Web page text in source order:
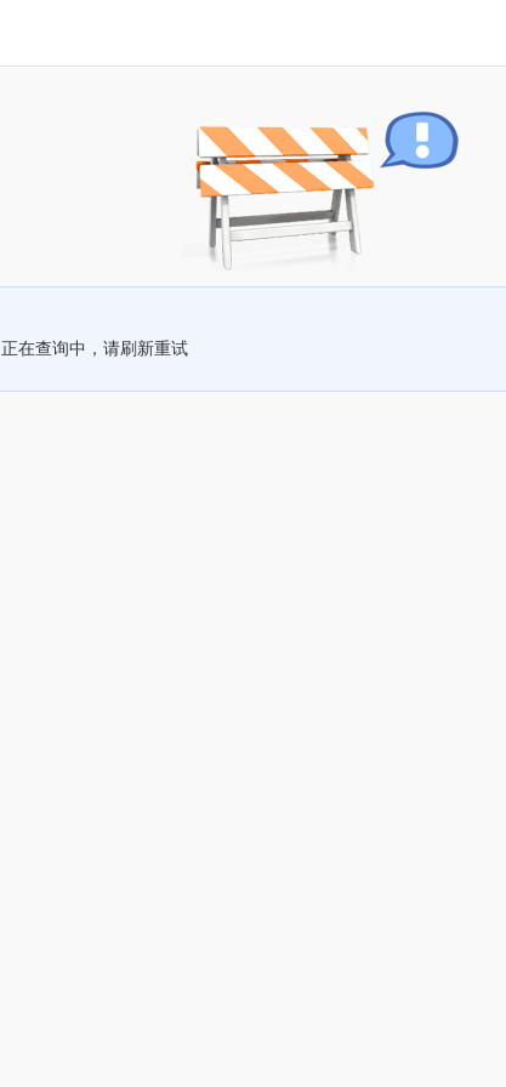
正在查询中，请刷新重试